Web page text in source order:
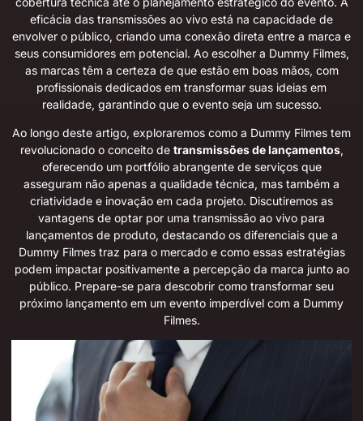
eficácia das transmissões ao vivo está na capacidade de
envolver o público, criando uma conexão direta entre a marca e
seus consumidores em potencial. Ao escolher a Dummy Filmes,
as marcas têm a certeza de que estão em boas mãos, com
profissionais dedicados em transformar suas ideias em
realidade, garantindo que o evento seja um sucesso.
Ao longo deste artigo, exploraremos como a Dummy Filmes tem
revolucionado o conceito de transmissões de lançamentos,
oferecendo um portfólio abrangente de serviços que
asseguram não apenas a qualidade técnica, mas também a
criatividade e inovação em cada projeto. Discutiremos as
vantagens de optar por uma transmissão ao vivo para
lançamentos de produto, destacando os diferenciais que a
Dummy Filmes traz para o mercado e como essas estratégias
podem impactar positivamente a percepção da marca junto ao
público. Prepare-se para descobrir como transformar seu
próximo lançamento em um evento imperdível com a Dummy
Filmes.